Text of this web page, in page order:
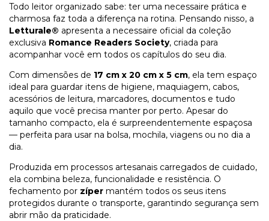
Todo leitor organizado sabe: ter uma necessaire prática e
charmosa faz toda a diferença na rotina. Pensando nisso, a
Letturale® apresenta a necessaire oficial da coleção
exclusiva Romance Readers Society, criada para
acompanhar você em todos os capítulos do seu dia.
Com dimensões de 17 cm x 20 cm x 5 cm, ela tem espaço
ideal para guardar itens de higiene, maquiagem, cabos,
acessórios de leitura, marcadores, documentos e tudo
aquilo que você precisa manter por perto. Apesar do
tamanho compacto, ela é surpreendentemente espaçosa
— perfeita para usar na bolsa, mochila, viagens ou no dia a
dia.
Produzida em processos artesanais carregados de cuidado,
ela combina beleza, funcionalidade e resistência. O
fechamento por zíper mantém todos os seus itens
protegidos durante o transporte, garantindo segurança sem
abrir mão da praticidade.